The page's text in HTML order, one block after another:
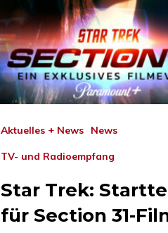
Aktuelles + News News
TV- und Radioempfang
Star Trek:
für Section 31-